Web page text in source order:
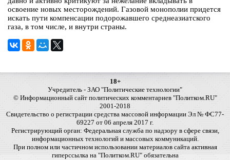
освоение новых месторождений. Газовой монополии придется
искать пути компенсации подорожавшего среднеазиатского
газа, в том числе, и внутри страны.
18+
Учредитель - ЗАО "Политические технологии"
© Информационный сайт политических комментариев "Политком.RU"
2001-2018
Свидетельство о регистрации средства массовой информации Эл № ФС77-
69227 от 06 апреля 2017 г.
Регистрирующий орган: Федеральная служба по надзору в сфере связи,
информационных технологий и массовых коммуникаций.
При полном или частичном использовании материалов сайта активная
гиперссылка на "Политком.RU" обязательна